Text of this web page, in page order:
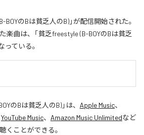
BOYのBは貧乏人のB)」が配信開始された。
楽曲は、「貧乏freestyle (B-BOYのBは貧乏
っている。
のBは貧乏人のB)」は、 Apple Music、
YouTube Music、 Amazon Music Unlimitedなど
くことができる。